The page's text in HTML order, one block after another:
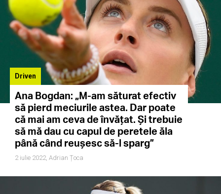
Driven
Ana Bogdan: „M-am săturat efectiv
să pierd meciurile astea. Dar poate
că mai am ceva de învățat. Și trebuie
să mă dau cu capul de peretele ăla
până când reușesc să-l sparg”
2 iulie 2022, Adrian Țoca